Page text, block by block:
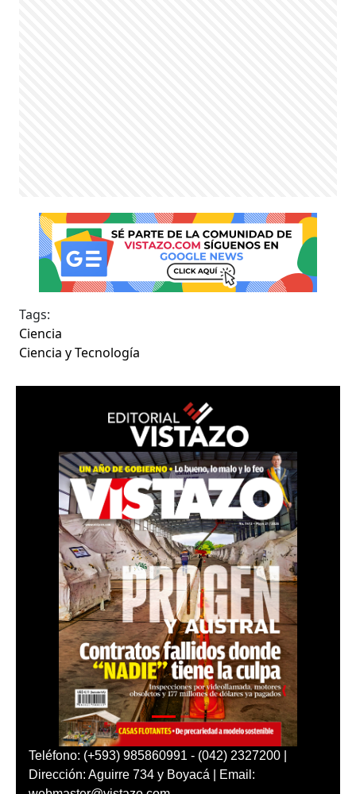
Tags:
Ciencia
Ciencia y Tecnología
Teléfono: (+593) 985860991 - (042) 2327200 |
Dirección: Aguirre 734 y Boyacá | Email: